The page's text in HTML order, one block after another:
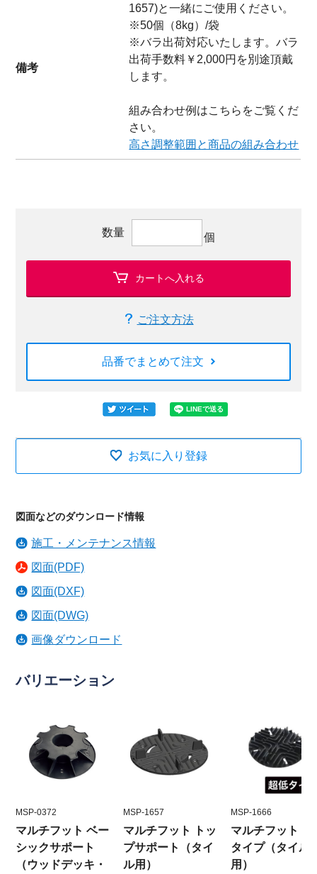
備考
1657)と一緒にご使用ください。
※50個（8kg）/袋
※バラ出荷対応いたします。バラ
出荷手数料￥2,000円を別途頂戴
します。
組み合わせ例はこちらをご覧くだ
さい。
高さ調整範囲と商品の組み合わせ
数量 個
カートへ入れる
ご注文方法
品番でまとめて注文
お気に入り登録
図面などのダウンロード情報
施工・メンテナンス情報
図面(PDF)
図面(DXF)
図面(DWG)
画像ダウンロード
バリエーション
MSP-0372
マルチフット ベー
シックサポート
（ウッドデッキ・
MSP-1657
マルチフット トッ
プサポート（タイ
ル用）
MSP-1666
マルチフット 超
タイプ（タイル
用）